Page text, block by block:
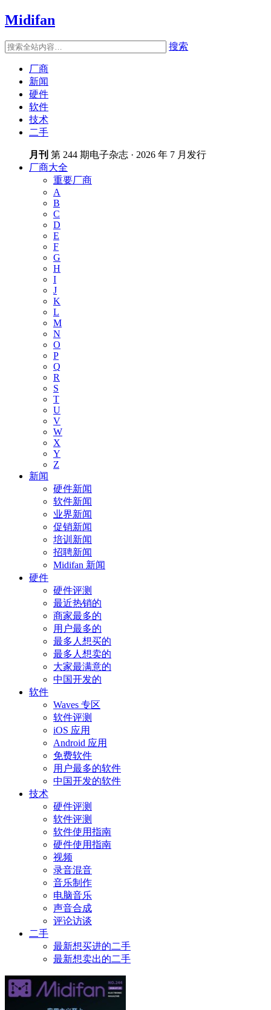
Midifan
搜索
厂商
新闻
硬件
软件
技术
二手
月刊 第 244 期电子杂志 · 2026 年 7 月发行
厂商大全
重要厂商
A
B
C
D
E
F
G
H
I
J
K
L
M
N
O
P
Q
R
S
T
U
V
W
X
Y
Z
新闻
硬件新闻
软件新闻
业界新闻
促销新闻
培训新闻
招聘新闻
Midifan 新闻
硬件
硬件评测
最近热销的
商家最多的
用户最多的
最多人想买的
最多人想卖的
大家最满意的
中国开发的
软件
Waves 专区
软件评测
iOS 应用
Android 应用
免费软件
用户最多的软件
中国开发的软件
技术
硬件评测
软件评测
软件使用指南
硬件使用指南
视频
录音混音
音乐制作
电脑音乐
声音合成
评论访谈
二手
最新想买进的二手
最新想卖出的二手